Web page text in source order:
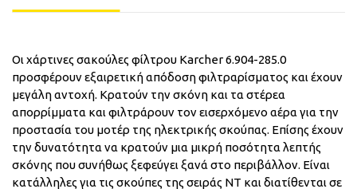
Οι χάρτινες σακούλες φίλτρου Karcher 6.904-285.0
προσφέρουν εξαιρετική απόδοση φιλτραρίσματος και έχουν
μεγάλη αντοχή. Κρατούν την σκόνη και τα στέρεα
απορρίμματα και φιλτράρουν τον εισερχόμενο αέρα για την
προστασία του μοτέρ της ηλεκτρικής σκούπας. Επίσης έχουν
την δυνατότητα να κρατούν μια μικρή ποσότητα λεπτής
σκόνης που συνήθως ξεφεύγει ξανά στο περιβάλλον. Είναι
κατάλληλες για τις σκούπες της σειράς NT και διατίθενται σε